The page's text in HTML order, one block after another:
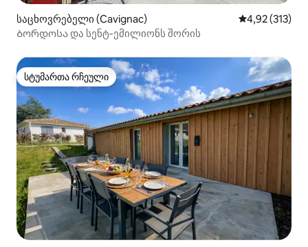
საცხოვრებელი (Cavignac) საშუალო
4,92 (313)
Ბორდოსა და სენტ-ემილიონს შორის
სტუმართა რჩეული
სტუმართა რჩეული